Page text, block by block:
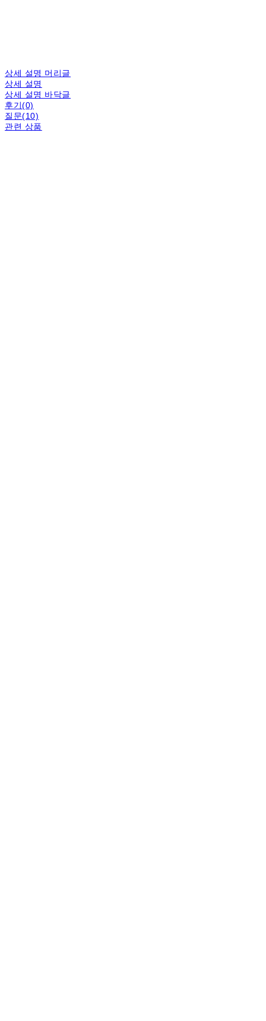
상세 설명 머리글
상세 설명
상세 설명 바닥글
후기(0)
질문(10)
관련 상품